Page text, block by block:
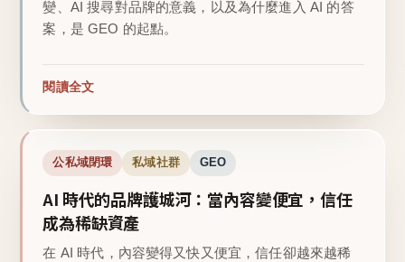
變、AI 搜尋對品牌的意義，以及為什麼進入 AI 的答
案，是 GEO 的起點。
閱讀全文
公私域閉環 私域社群 GEO
AI 時代的品牌護城河：當內容變便宜，信任
成為稀缺資產
在 AI 時代，內容變得又快又便宜，信任卻越來越稀